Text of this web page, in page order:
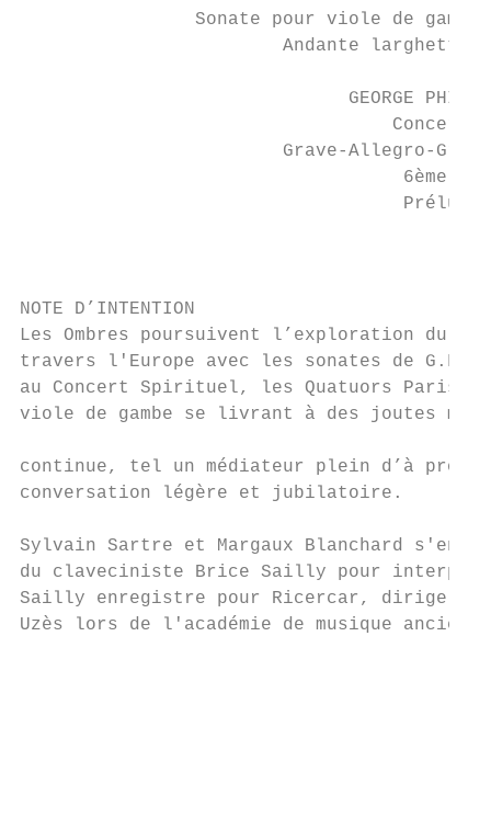
Sonate pour viole de
Andante larghetto
GEORGE
Grave-Allegro-
6ème
NOTE D’INTENTION
Les Ombres poursuivent l’exploration du
travers l'Europe avec les sonates de G.F.
au Concert Spirituel, les Quatuors
viole de gambe se livrant à des joutes
continue, tel un médiateur plein d’à
conversation légère et jubilatoire.
Sylvain Sartre et Margaux Blanchard
du claveciniste Brice Sailly pour
Sailly enregistre pour Ricercar, dirige
Uzès lors de l'académie de musique